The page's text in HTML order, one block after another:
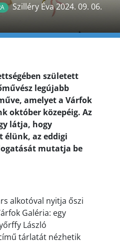
Szilléry Éva 2024. 09. 06.
született
legújabb
amelyet a Várfok
október közepéig. Az
látja, hogy
az eddigi
mutatja be
alkotóval nyitja őszi
Galéria: egy
László
tárlatát nézhetik